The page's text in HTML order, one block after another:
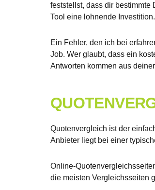
feststellst, dass dir
Tool eine lohnende
Ein Fehler, den ich bei
Job. Wer glaubt, dass ein
Antworten kommen aus
Quotenvergleich ist der
Anbieter liegt bei einer
Online-
die meisten Vergleichsseiten